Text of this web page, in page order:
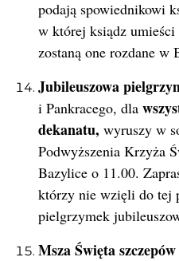
podają spowiednikowi
w której ksiądz
zostaną one rozdane w
Jubileuszowa
i Pankracego, dla
dekanatu, wyruszy w
Podwyższenia Krzyża
Bazylice o 11.00.
którzy nie wzięli do tej
pielgrzymek
Msza Święta